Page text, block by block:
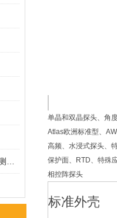
单晶和双晶探头、角
Atlas欧洲标准型、
高频、水浸式探头、
保护面、RTD、特殊
相控阵探头
标准外壳